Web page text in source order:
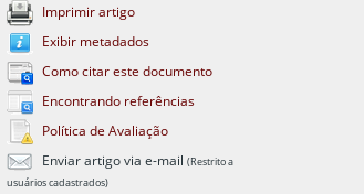
Imprimir artigo
Exibir metadados
Como citar este documento
Encontrando referências
Política de Avaliação
Enviar artigo via e-mail(Restrito a
usuários cadastrados)